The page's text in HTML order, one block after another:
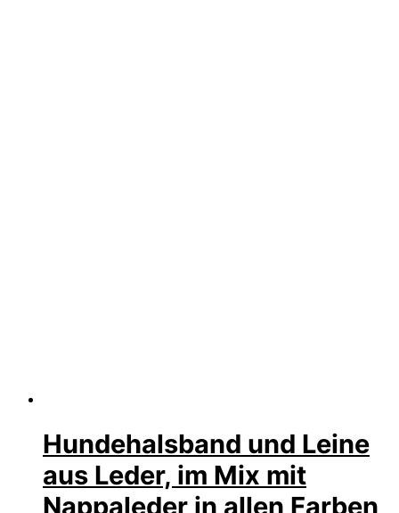
Hundehalsband und Leine
aus Leder, im Mix mit
Nappaleder in allen Farben